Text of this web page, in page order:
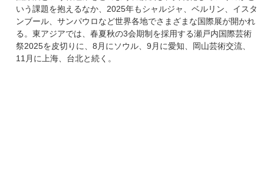
いう課題を抱えるなか、2025年もシャルジャ、ベルリン、イスタ
ンブール、サンパウロなど世界各地でさまざまな国際展が開かれ
る。東アジアでは、春夏秋の3会期制を採用する瀬戸内国際芸術
祭2025を皮切りに、8月にソウル、9月に愛知、岡山芸術交流、
11月に上海、台北と続く。